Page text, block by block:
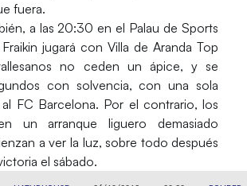
fuera.
a las 20:30 en el Palau de Sports
jugará con Villa de Aranda Top
no ceden un ápice, y se
con solvencia, con una sola
FC Barcelona. Por el contrario, los
un arranque liguero demasiado
a ver la luz, sobre todo después
el sábado.